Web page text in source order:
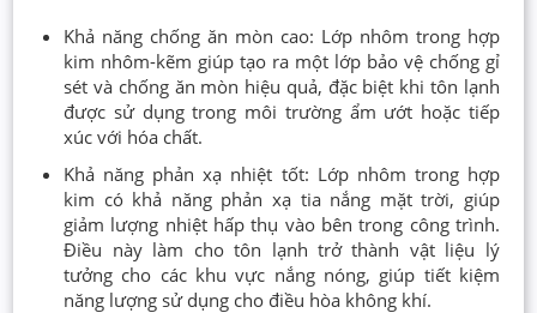
Khả năng chống ăn mòn cao: Lớp nhôm trong hợp
kim nhôm-kẽm giúp tạo ra một lớp bảo vệ chống gỉ
sét và chống ăn mòn hiệu quả, đặc biệt khi tôn lạnh
được sử dụng trong môi trường ẩm ướt hoặc tiếp
xúc với hóa chất.
Khả năng phản xạ nhiệt tốt: Lớp nhôm trong hợp
kim có khả năng phản xạ tia nắng mặt trời, giúp
giảm lượng nhiệt hấp thụ vào bên trong công trình.
Điều này làm cho tôn lạnh trở thành vật liệu lý
tưởng cho các khu vực nắng nóng, giúp tiết kiệm
năng lượng sử dụng cho điều hòa không khí.